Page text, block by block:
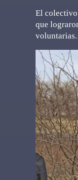
El colectivo
que
voluntarias.